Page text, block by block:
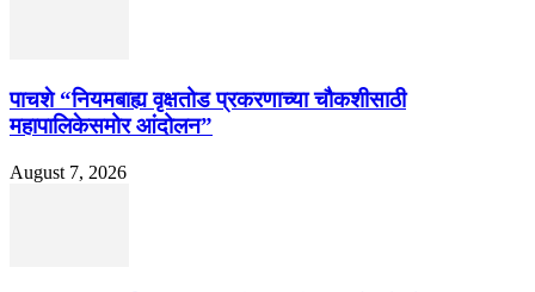
पाचशे “नियमबाह्य वृक्षतोड प्रकरणाच्या चौकशीसाठी
महापालिकेसमोर आंदोलन”
August 7, 2026